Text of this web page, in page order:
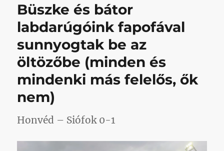
Büszke és bátor
labdarúgóink fapofával
sunnyogtak be az
öltözőbe (minden és
mindenki más felelős, ők
nem)
Honvéd – Siófok 0-1